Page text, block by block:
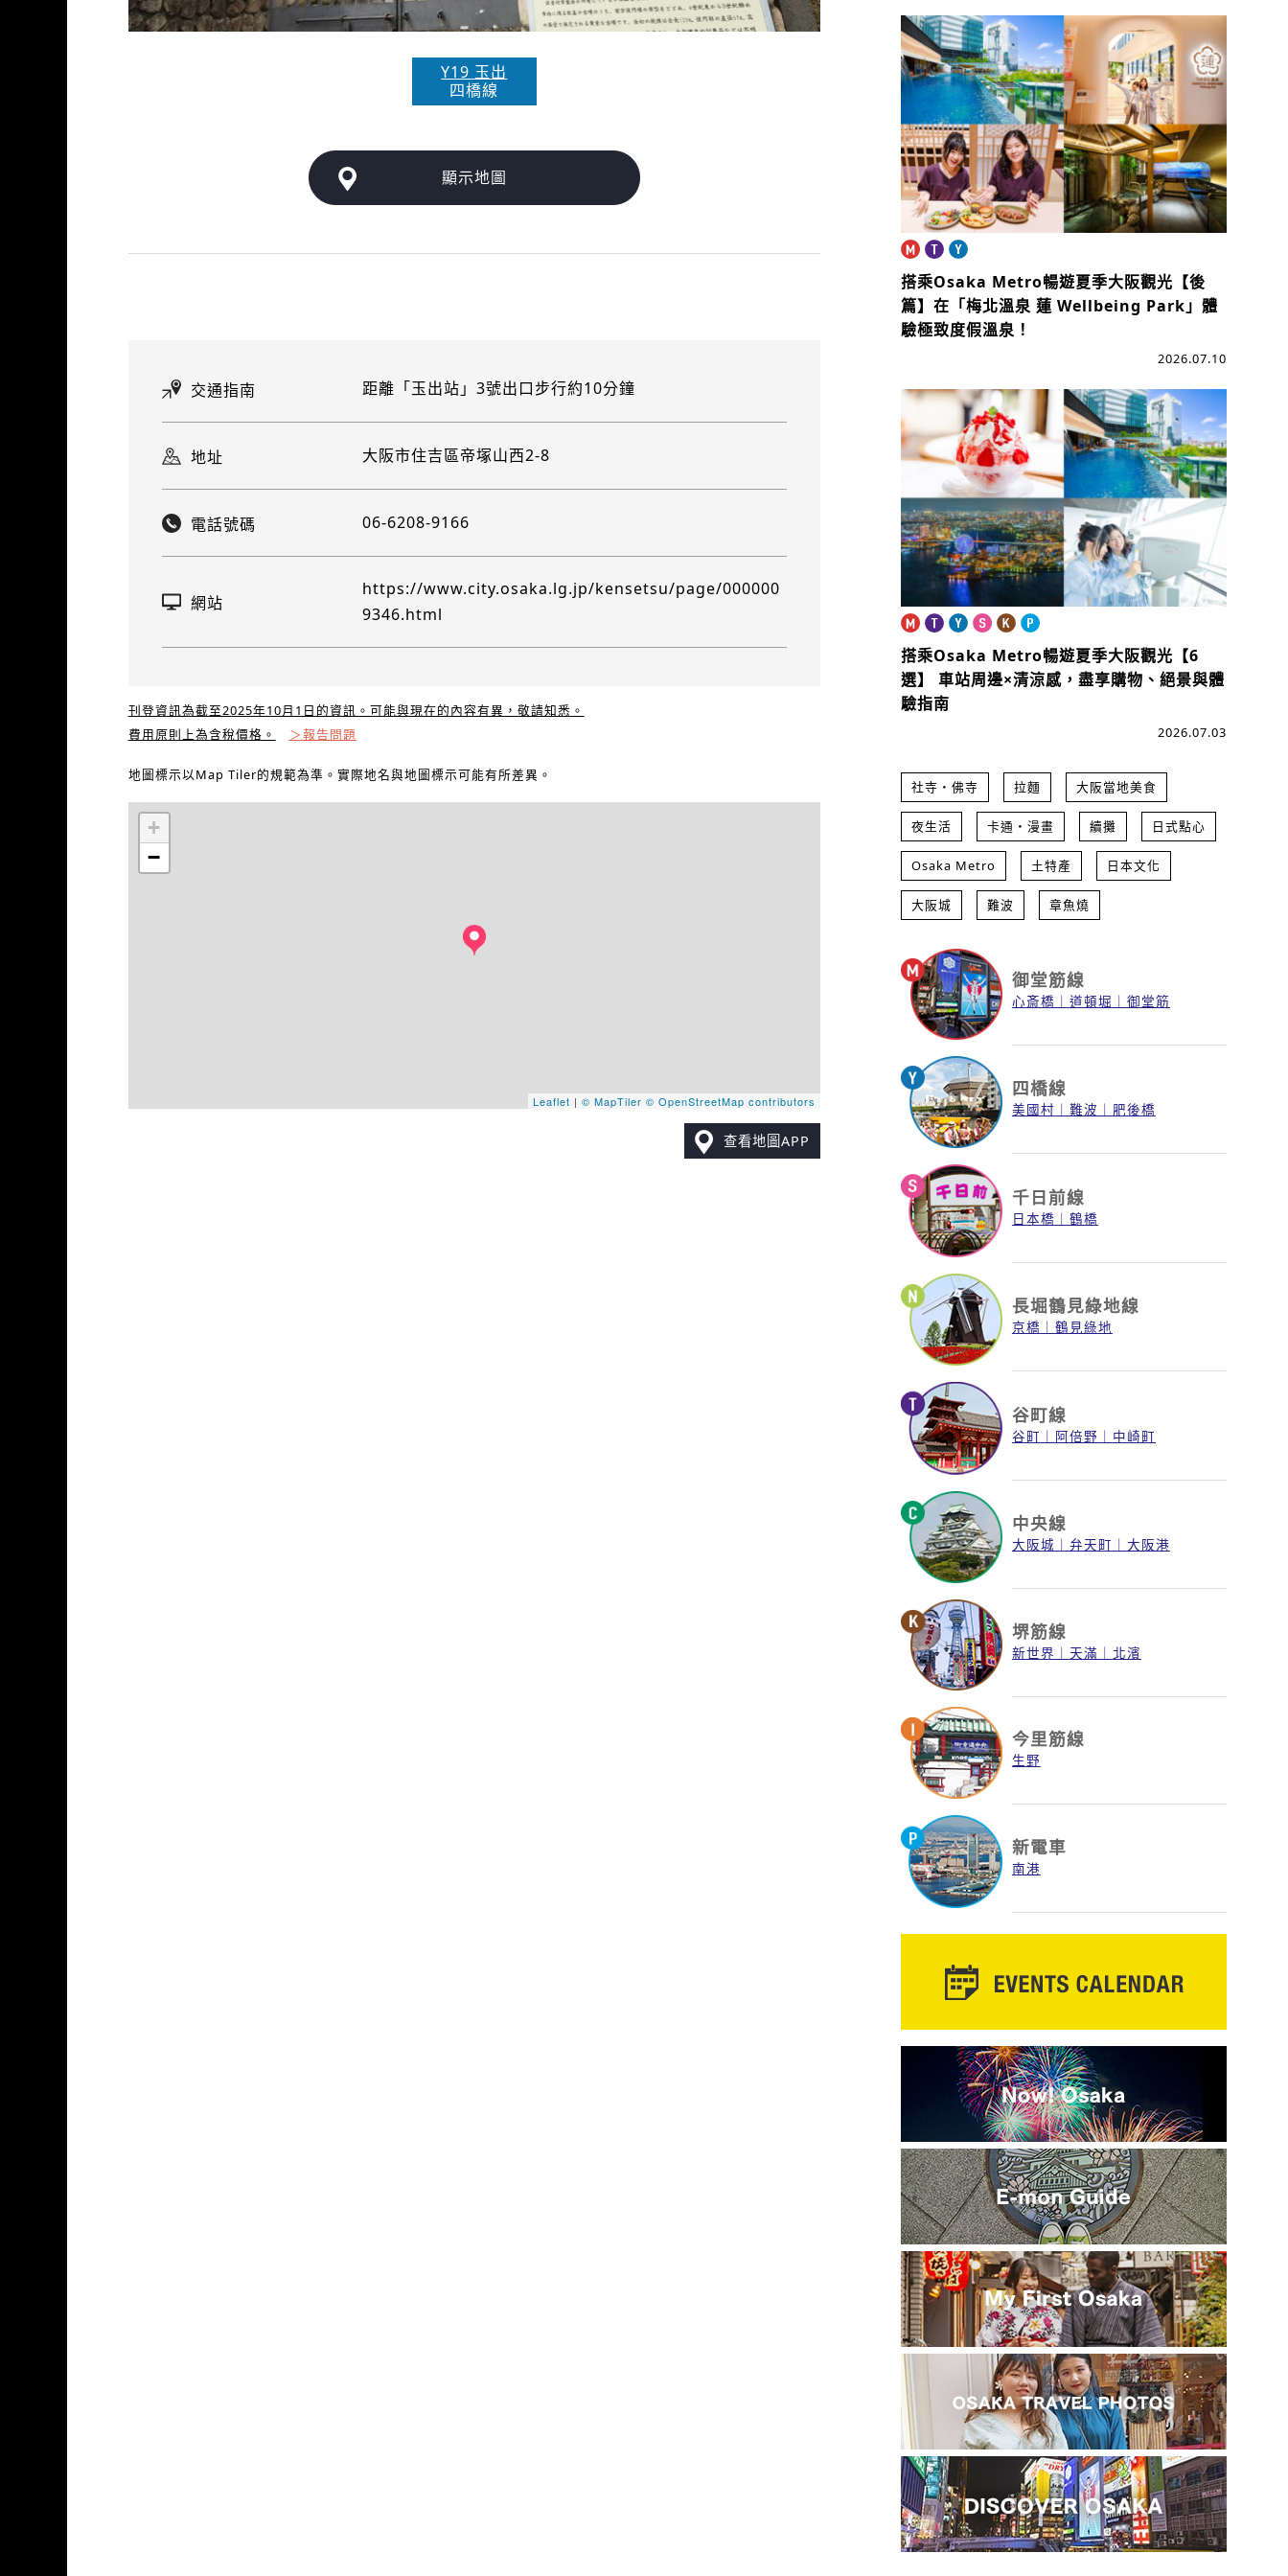
Y19 玉出
四橋線
顯示地圖
交通指南 距離「玉出站」3號出口步行約10分鐘
地址 大阪市住吉區帝塚山西2-8
電話號碼 06-6208-9166
網站
https://www.city.osaka.lg.jp/kensetsu/page/000000
9346.html
刊登資訊為截至2025年10月1日的資訊。可能與現在的內容有異，敬請知悉。
費用原則上為含稅價格。
＞報告問題
地圖標示以Map Tiler的規範為準。實際地名與地圖標示可能有所差異。
+
−
Leaflet |© MapTiler © OpenStreetMap contributors
查看地圖APP
搭乘Osaka Metro暢遊夏季大阪觀光【後
篇】在「梅北溫泉 蓮 Wellbeing Park」體
驗極致度假溫泉！
2026.07.10
搭乘Osaka Metro暢遊夏季大阪觀光【6
選】
車站周邊×清涼感，盡享購物、絕景與體
驗指南
2026.07.03
社寺・佛寺 拉麵 大阪當地美食
夜生活 卡通・漫畫 續攤 日式點心
Osaka Metro 土特產 日本文化
大阪城 難波 章魚燒
御堂筋線
心斎橋 道頓堀 御堂筋
四橋線
美國村 難波 肥後橋
千日前線
日本橋 鶴橋
長堀鶴見綠地線
京橋 鶴見綠地
谷町線
谷町 阿倍野 中崎町
中央線
大阪城 弁天町 大阪港
堺筋線
新世界 天滿 北濱
今里筋線
生野
新電車
南港